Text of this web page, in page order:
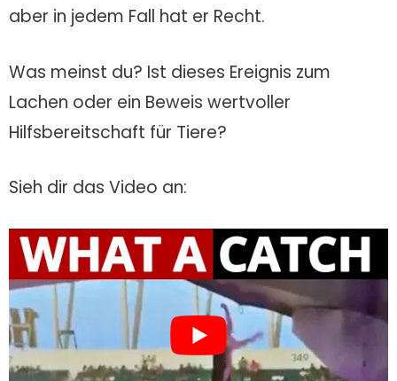
aber in jedem Fall hat er Recht.
Was meinst du? Ist dieses Ereignis zum
Lachen oder ein Beweis wertvoller
Hilfsbereitschaft für Tiere?
Sieh dir das Video an: